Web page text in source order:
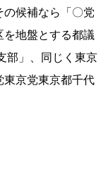
の候補なら「〇党
地盤とする都議
部」、同じく東京
東京党東京都千代